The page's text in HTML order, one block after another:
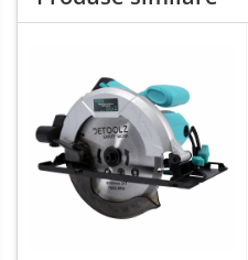
Plite & aragaze
Prelungitoare & cabluri electrice
Coliere plastic
Conectori/doze
Corpuri de iluminat
Lampi solare